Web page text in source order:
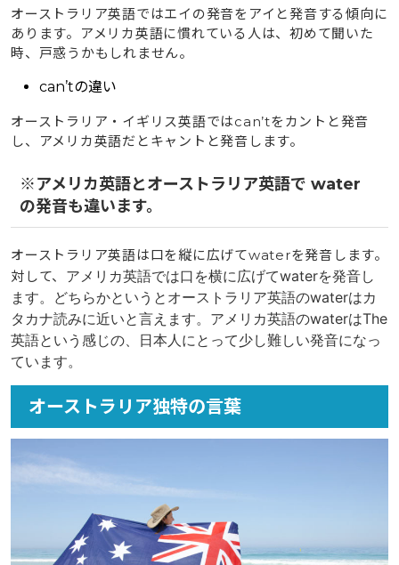
オーストラリア英語ではエイの発音をアイと発音する傾向に
あります。アメリカ英語に慣れている人は、初めて聞いた
時、戸惑うかもしれません。
can’tの違い
オーストラリア・イギリス英語ではcan’tをカントと発音
し、アメリカ英語だとキャントと発音します。
※アメリカ英語とオーストラリア英語で water
の発音も違います。
オーストラリア英語は口を縦に広げてwaterを発音します。
対して、 アメリカ英語では口を横に広げてwaterを発音し
ます。どちらかというとオーストラリア英語のwaterはカ
タカナ読みに近いと言えます。アメリカ英語のwaterはThe
英語という感じの、日本人にとって少し難しい発音になっ
ています。
オーストラリア独特の言葉